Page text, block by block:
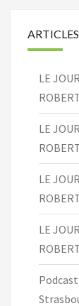
LE
LE
LE
LE